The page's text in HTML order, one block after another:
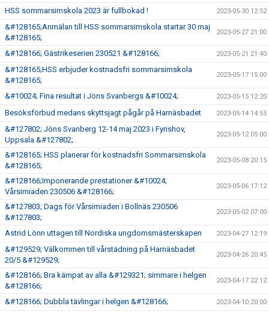
HSS sommarsimskola 2023 är fullbokad ! 2023-05-30 12:52
&#128165;Anmälan till HSS sommarsimskola startar 30 maj
&#128165;
2023-05-27 21:00
&#128166; Gästrikeserien 230521 &#128166; 2023-05-21 21:40
&#128165;HSS erbjuder kostnadsfri sommarsimskola
&#128165;
2023-05-17 15:00
&#10024; Fina resultat i Jöns Svanbergs &#10024; 2023-05-15 12:20
Besöksförbud medans skyttsjagt pågår på Harnäsbadet 2023-05-14 14:55
&#127802; Jöns Svanberg 12-14 maj 2023 i Fyrishov,
Uppsala &#127802;
2023-05-12 05:00
&#128165; HSS planerar för kostnadsfri Sommarsimskola
&#128165;
2023-05-08 20:15
&#128166;Imponerande prestationer &#10024;
Vårsimiaden 230506 &#128166;
2023-05-06 17:12
&#127803; Dags för Vårsimiaden i Bollnäs 230506
&#127803;
2023-05-02 07:00
Astrid Lönn uttagen till Nordiska ungdomsmästerskapen 2023-04-27 12:19
&#129529; Välkommen till vårstädning på Harnäsbadet
20/5 &#129529;
2023-04-26 20:45
&#128166; Bra kämpat av alla &#129321; simmare i helgen
&#128166;
2023-04-17 22:12
&#128166; Dubbla tävlingar i helgen &#128166; 2023-04-10 20:00